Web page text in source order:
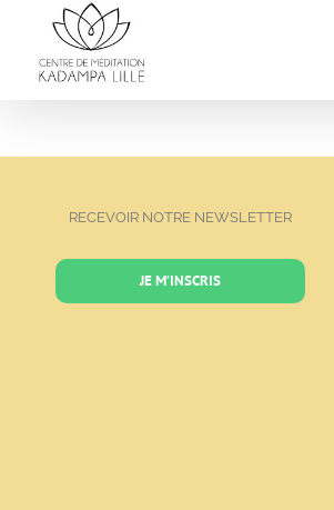
contenu
RECEVOIR NOTRE NEWSLETTER
JE M’INSCRIS